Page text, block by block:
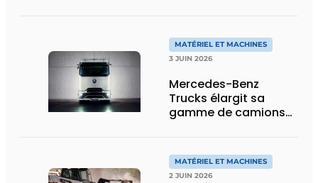
MATÉRIEL ET MACHINES
3 JUIN 2026
Mercedes-Benz
Trucks élargit sa
gamme de camions
eActros Lowliner
MATÉRIEL ET MACHINES
2 JUIN 2026